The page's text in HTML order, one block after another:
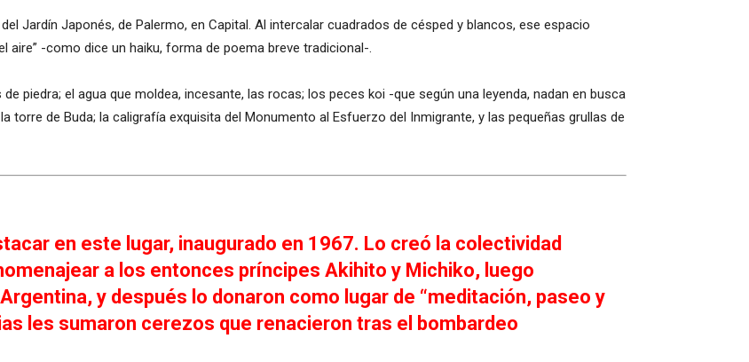
Jardín Japonés, de Palermo, en Capital. Al intercalar cuadrados de césped y blancos, ese espacio
aire” -como dice un haiku, forma de poema breve tradicional-.
piedra; el agua que moldea, incesante, las rocas; los peces koi -que según una leyenda, nadan en busca
torre de Buda; la caligrafía exquisita del Monumento al Esfuerzo del Inmigrante, y las pequeñas grullas de
en este lugar, inaugurado en 1967. Lo creó la colectividad
a los entonces príncipes Akihito y Michiko, luego
y después lo donaron como lugar de “meditación, paseo y
les sumaron cerezos que renacieron tras el bombardeo